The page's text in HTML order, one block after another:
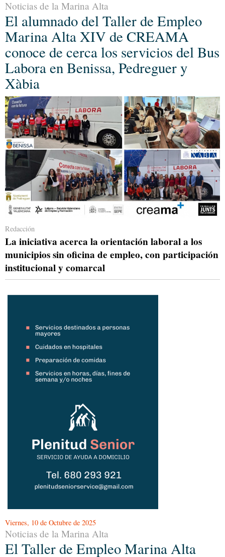
Noticias de la Marina Alta
El alumnado del Taller de Empleo
Marina Alta XIV de CREAMA
conoce de cerca los servicios del Bus
Labora en Benissa, Pedreguer y
Xàbia
Redacción
La iniciativa acerca la orientación laboral a los
municipios sin oficina de empleo, con participación
institucional y comarcal
Viernes, 10 de Octubre de 2025
Noticias de la Marina Alta
El Taller de Empleo Marina Alta